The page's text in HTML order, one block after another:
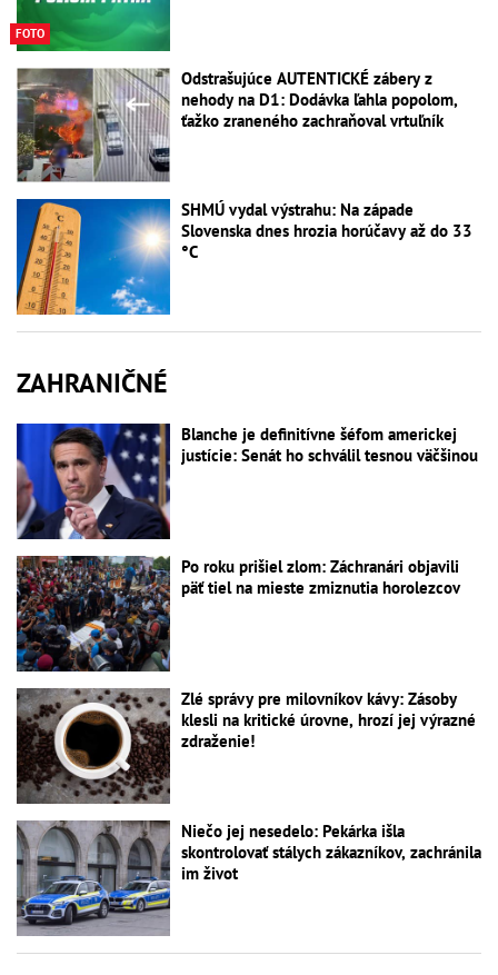
FOTO
Odstrašujúce AUTENTICKÉ zábery z
nehody na D1: Dodávka ľahla popolom,
ťažko zraneného zachraňoval vrtuľník
SHMÚ vydal výstrahu: Na západe
Slovenska dnes hrozia horúčavy až do 33
°C
ZAHRANIČNÉ
Blanche je definitívne šéfom americkej
justície: Senát ho schválil tesnou väčšinou
Po roku prišiel zlom: Záchranári objavili
päť tiel na mieste zmiznutia horolezcov
Zlé správy pre milovníkov kávy: Zásoby
klesli na kritické úrovne, hrozí jej výrazné
zdraženie!
Niečo jej nesedelo: Pekárka išla
skontrolovať stálych zákazníkov, zachránila
im život